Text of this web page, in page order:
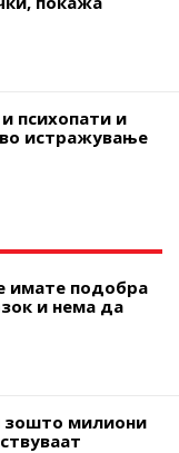
психопати и
истражување
имате подобра
и нема да
зошто милиони